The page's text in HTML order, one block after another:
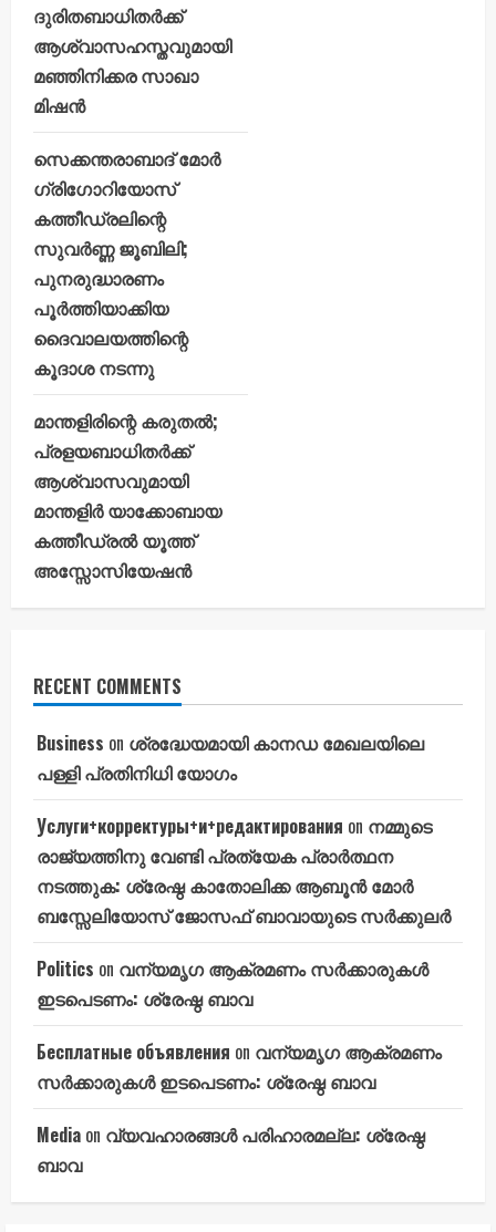
ദുരിതബാധിതർക്ക്
ആശ്വാസഹസ്തവുമായി
മഞ്ഞിനിക്കര സാഖാ
മിഷൻ
സെക്കന്തരാബാദ് മോർ
ഗ്രിഗോറിയോസ്
കത്തീഡ്രലിന്റെ
സുവർണ്ണ ജൂബിലി;
പുനരുദ്ധാരണം
പൂർത്തിയാക്കിയ
ദൈവാലയത്തിന്റെ
കൂദാശ നടന്നു
മാന്തളിരിന്റെ കരുതൽ;
പ്രളയബാധിതർക്ക്
ആശ്വാസവുമായി
മാന്തളിർ യാക്കോബായ
കത്തീഡ്രൽ യൂത്ത്
അസ്സോസിയേഷൻ
RECENT COMMENTS
Business on ശ്രദ്ധേയമായി കാനഡ മേഖലയിലെ
പള്ളി പ്രതിനിധി യോഗം
Услуги+корректуры+и+редактирования on നമ്മുടെ
രാജ്യത്തിനു വേണ്ടി പ്രത്യേക പ്രാർത്ഥന
നടത്തുക: ശ്രേഷ്ഠ കാതോലിക്ക ആബൂൻ മോർ
ബസ്സേലിയോസ് ജോസഫ് ബാവായുടെ സർക്കുലർ
Politics on വന്യമൃഗ ആക്രമണം സർക്കാരുകൾ
ഇടപെടണം: ശ്രേഷ്ഠ ബാവ
Бесплатные объявления on വന്യമൃഗ ആക്രമണം
സർക്കാരുകൾ ഇടപെടണം: ശ്രേഷ്ഠ ബാവ
Media on വ്യവഹാരങ്ങൾ പരിഹാരമല്ല: ശ്രേഷ്ഠ
ബാവ